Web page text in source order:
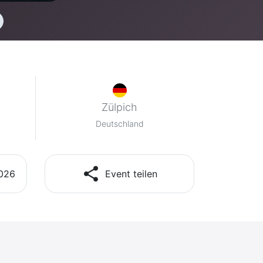
Zülpich
Deutschland
share Event teilen